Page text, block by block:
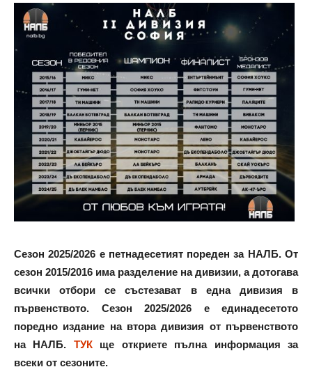
Сезон 2025/2026 е петнадесетият пореден за НАЛБ. От
сезон 2015/2016 има разделение на дивизии, а дотогава
всички отбори се състезават в една дивизия в
първенството. Сезон 2025/2026 е единадесетото
поредно издание на втора дивизия от първенството
на НАЛБ. ТУКще откриете пълна информация за
всеки от сезоните.